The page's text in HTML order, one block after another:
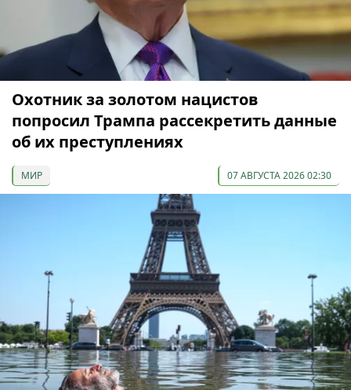
Охотник за золотом нацистов
попросил Трампа рассекретить данные
об их преступлениях
МИР 07 АВГУСТА 2026 02:30